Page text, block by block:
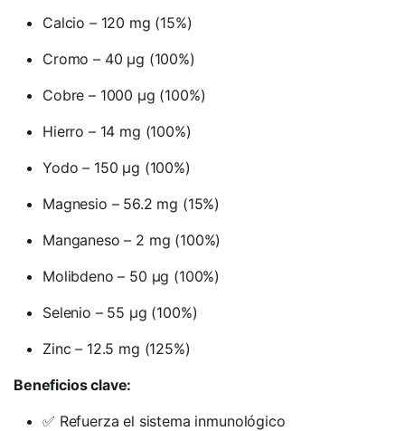
Calcio – 120 mg (15%)
Cromo – 40 µg (100%)
Cobre – 1000 µg (100%)
Hierro – 14 mg (100%)
Yodo – 150 µg (100%)
Magnesio – 56.2 mg (15%)
Manganeso – 2 mg (100%)
Molibdeno – 50 µg (100%)
Selenio – 55 µg (100%)
Zinc – 12.5 mg (125%)
Beneficios clave:
✅ Refuerza el sistema inmunológico